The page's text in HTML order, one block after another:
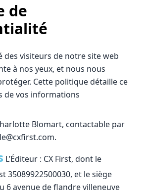
de
des visiteurs de notre site web
à nos yeux, et nous nous
Cette politique détaille ce
de vos informations
Blomart, contactable par
L’Éditeur : CX First, dont le
35089922500030, et le siège
6 avenue de flandre villeneuve